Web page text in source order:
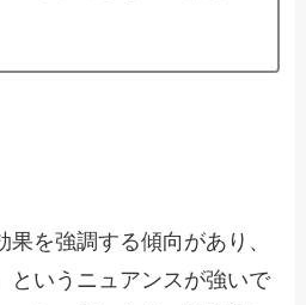
果を強調する傾向があり、
というニュアンスが強いで